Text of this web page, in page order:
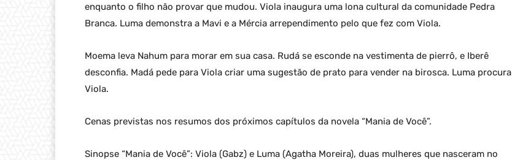
enquanto o filho não provar que mudou. Viola inaugura uma lona cultural da comunidade Pedra
Branca. Luma demonstra a Mavi e a Mércia arrependimento pelo que fez com Viola.
Moema leva Nahum para morar em sua casa. Rudá se esconde na vestimenta de pierrô, e Iberê
desconfia. Madá pede para Viola criar uma sugestão de prato para vender na birosca. Luma procura
Viola.
Cenas previstas nos resumos dos próximos capítulos da novela “Mania de Você”.
Sinopse “Mania de Você”: Viola (Gabz) e Luma (Agatha Moreira), duas mulheres que nasceram no